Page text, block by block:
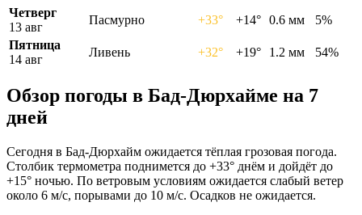
Четверг
13 авг
Пасмурно +33° +14° 0.6 мм
5%
Пятница
14 авг
Ливень +32° +19° 1.2 мм 54%
Обзор погоды в Бад-Дюрхайме на 7
дней
Сегодня в Бад-Дюрхайм ожидается тёплая грозовая погода.
Столбик термометра поднимется до +33° днём и дойдёт до
+15° ночью. По ветровым условиям ожидается слабый ветер
около 6 м/с, порывами до 10 м/с. Осадков не ожидается.